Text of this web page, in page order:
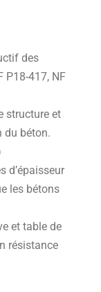
des
P18-417, NF
structure et
du béton.
d’épaisseur
les bétons
et table de
résistance